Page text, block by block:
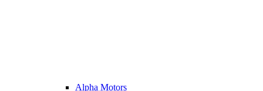
Alpha Motors